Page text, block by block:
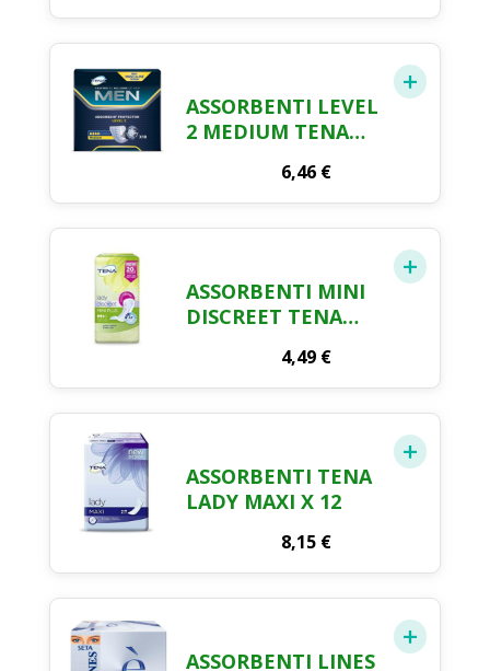
ASSORBENTI LEVEL
2 MEDIUM TENA
6,46 €
ASSORBENTI MINI
DISCREET TENA
4,49 €
ASSORBENTI TENA
LADY MAXI X 12
8,15 €
ASSORBENTI LINES